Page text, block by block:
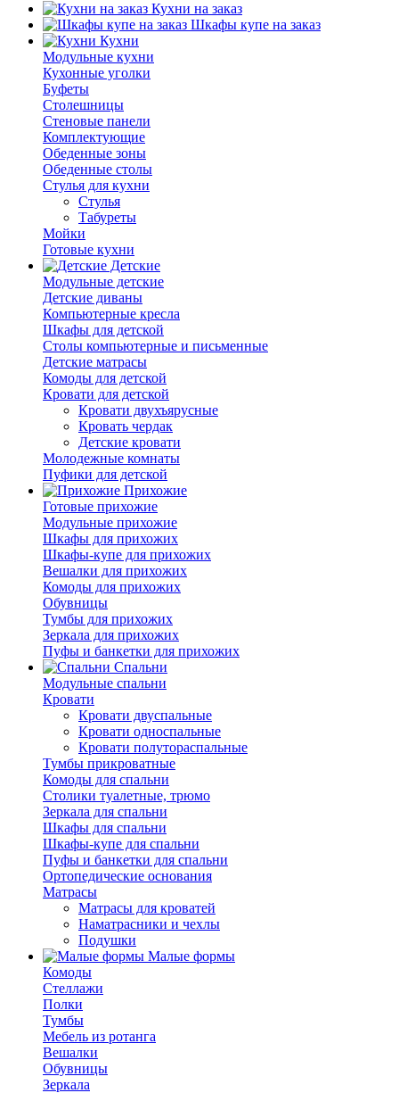
Кухни на заказ
Шкафы купе на заказ
Кухни
Модульные кухни
Кухонные уголки
Буфеты
Столешницы
Стеновые панели
Комплектующие
Обеденные зоны
Обеденные столы
Стулья для кухни
Cтулья
Табуреты
Мойки
Готовые кухни
Детские
Модульные детские
Детские диваны
Компьютерные кресла
Шкафы для детской
Столы компьютерные и письменные
Детские матрасы
Комоды для детской
Кровати для детской
Кровати двухъярусные
Кровать чердак
Детские кровати
Молодежные комнаты
Пуфики для детской
Прихожие
Готовые прихожие
Модульные прихожие
Шкафы для прихожих
Шкафы-купе для прихожих
Вешалки для прихожих
Комоды для прихожих
Обувницы
Тумбы для прихожих
Зеркала для прихожих
Пуфы и банкетки для прихожих
Спальни
Модульные спальни
Кровати
Кровати двуспальные
Кровати односпальные
Кровати полутораспальные
Тумбы прикроватные
Комоды для спальни
Столики туалетные, трюмо
Зеркала для спальни
Шкафы для спальни
Шкафы-купе для спальни
Пуфы и банкетки для спальни
Ортопедические основания
Матрасы
Матрасы для кроватей
Наматрасники и чехлы
Подушки
Малые формы
Комоды
Стеллажи
Полки
Тумбы
Мебель из ротанга
Вешалки
Обувницы
Зеркала